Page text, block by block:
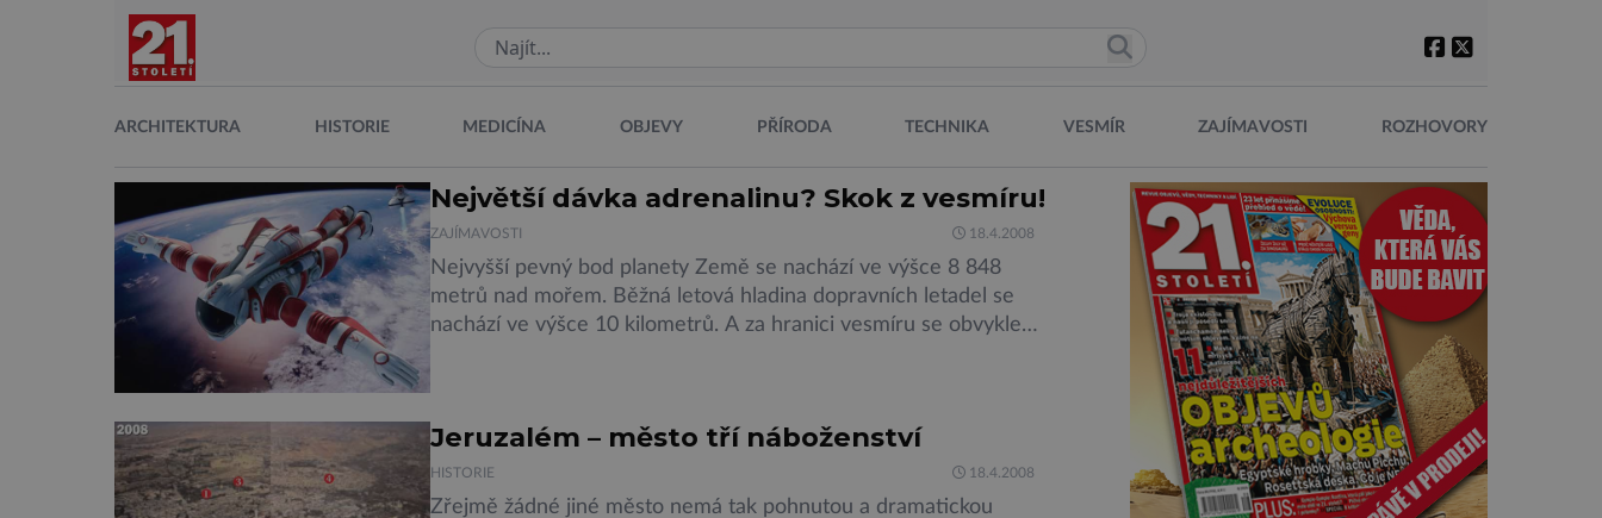
ARCHITEKTURA HISTORIE MEDICÍNA OBJEVY PŘÍRODA TECHNIKA VESMÍR ZAJÍMAVOSTI ROZHOVORY
Největší dávka adrenalinu? Skok z vesmíru!
ZAJÍMAVOSTI 18.4.2008
Nejvyšší pevný bod planety Země se nachází ve výšce 8 848
metrů nad mořem. Běžná letová hladina dopravních letadel se
nachází ve výšce 10 kilometrů. A za hranici vesmíru se obvykle
Jeruzalém – město tří náboženství
HISTORIE 18.4.2008
Zřejmě žádné jiné město nemá tak pohnutou a dramatickou